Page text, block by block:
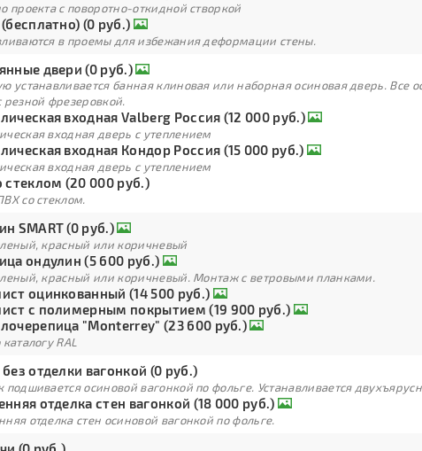
проекта с поворотно-откидной створкой
(0 руб.)
в проемы для избежания деформации стены.
двери (0 руб.)
устанавливается банная клиновая или наборная осиновая дверь. Все
резной фрезеровкой.
входная Valberg Россия (12 000 руб.)
входная дверь с утеплением
входная Кондор Россия (15 000 руб.)
входная дверь с утеплением
стеклом (20 000 руб.)
со стеклом.
SMART (0 руб.)
красный или коричневый
ондулин (5 600 руб.)
красный или коричневый. Монтаж с ветровыми планками.
оцинкованный (14 500 руб.)
с полимерным покрытием (19 900 руб.)
"Monterrey" (23 600 руб.)
RAL
отделки вагонкой (0 руб.)
подшивается осиновой вагонкой по фольге. Устанавливается
отделка стен вагонкой (18 000 руб.)
отделка стен осиновой вагонкой по фольге.